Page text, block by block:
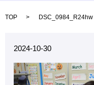
TOP DSC_0984_R24hw
2024-10-30